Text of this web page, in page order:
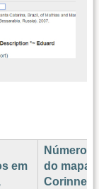
em
Número
do mapa
Corinne